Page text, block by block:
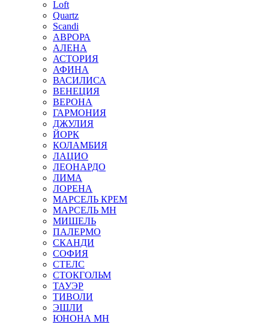
Loft
Quartz
Scandi
АВРОРА
АЛЕНА
АСТОРИЯ
АФИНА
ВАСИЛИСА
ВЕНЕЦИЯ
ВЕРОНА
ГАРМОНИЯ
ДЖУЛИЯ
ЙОРК
КОЛАМБИЯ
ЛАЦИО
ЛЕОНАРДО
ЛИМА
ЛОРЕНА
МАРСЕЛЬ КРЕМ
МАРСЕЛЬ МН
МИШЕЛЬ
ПАЛЕРМО
СКАНДИ
СОФИЯ
СТЕЛС
СТОКГОЛЬМ
ТАУЭР
ТИВОЛИ
ЭШЛИ
ЮНОНА МН